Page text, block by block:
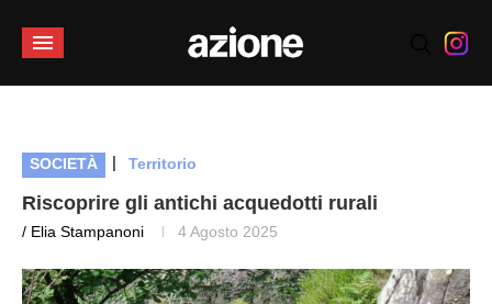
SOCIETÀ | Territorio
Riscoprire gli antichi acquedotti rurali
/ Elia Stampanoni 4 Agosto 2025